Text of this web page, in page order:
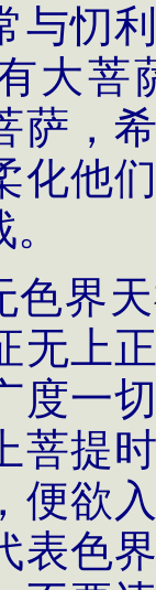
与忉
大菩
萨，
化他
色界
无上
度一
菩提
便欲
表色